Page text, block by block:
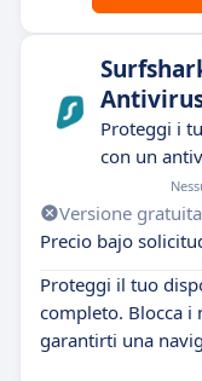
Proteggi i
con un
Versione gratuita
Precio bajo
Proteggi il tuo
completo. Blocca i
garantirti una